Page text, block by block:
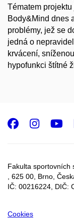
Tématem
Body&Mind dnes
problémy, jež se
jedná o
krvácení,
hypofunkci štítné
Fakulta sportovních
, 625 00, Brno,
IČ: 00216224, DIČ:
Cookies